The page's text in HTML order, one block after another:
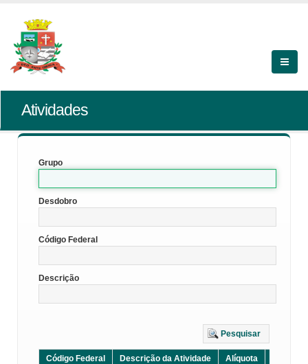
Atividades
Grupo
Desdobro
Código Federal
Descrição
Pesquisar
Código Federal Descrição da Atividade Alíquota